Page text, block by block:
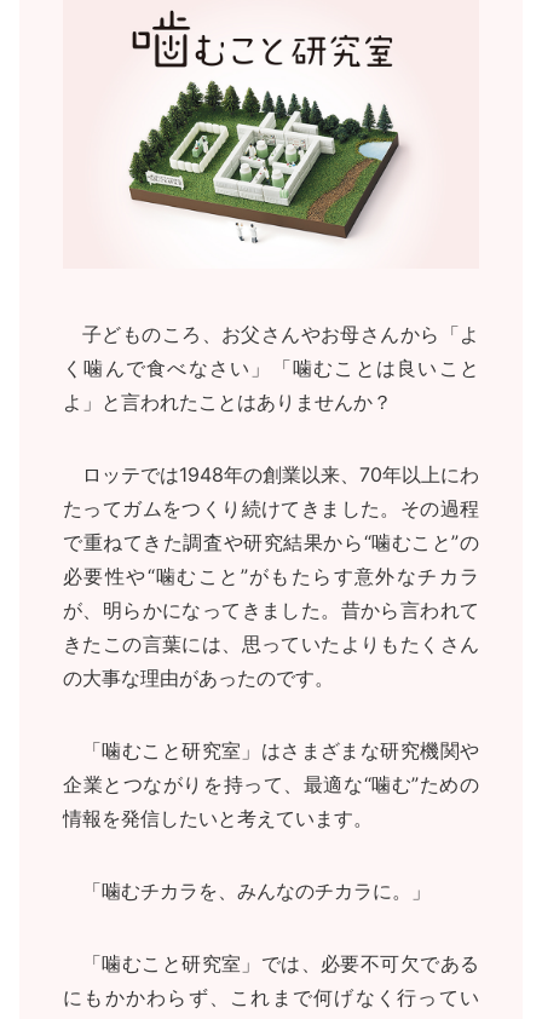
子どものころ、お父さんやお母さんから「よ
く噛んで食べなさい」「噛むことは良いこと
よ」と言われたことはありませんか？
ロッテでは1948年の創業以来、70年以上にわ
たってガムをつくり続けてきました。その過程
で重ねてきた調査や研究結果から“噛むこと”の
必要性や“噛むこと”がもたらす意外なチカラ
が、明らかになってきました。昔から言われて
きたこの言葉には、思っていたよりもたくさん
の大事な理由があったのです。
「噛むこと研究室」はさまざまな研究機関や
企業とつながりを持って、最適な“噛む”ための
情報を発信したいと考えています。
「噛むチカラを、みんなのチカラに。」
「噛むこと研究室」では、必要不可欠である
にもかかわらず、これまで何げなく行ってい